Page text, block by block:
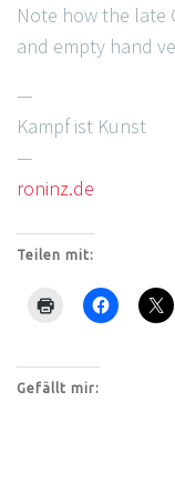
Note how the late
and empty hand
—
Kampf ist Kunst
—
roninz.de
Teilen mit:
Gefällt mir: